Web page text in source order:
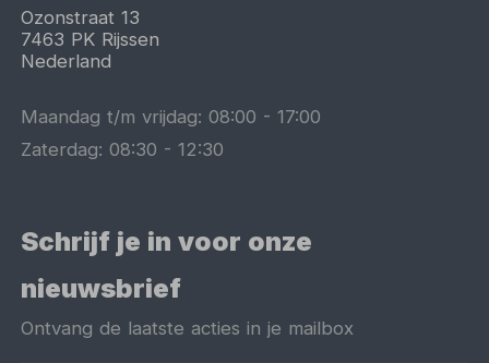
Ozonstraat 13
7463 PK Rijssen
Nederland
Maandag t/m vrijdag:08:00 -17:00
Zaterdag:08:30 -12:30
Schrijf je in voor onze
nieuwsbrief
Ontvang de laatste acties in je mailbox